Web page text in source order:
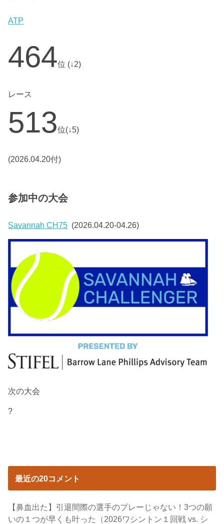
ATP
464位 (↓2)
レース
513位(↓5)
(2026.04.20付)
参加中の大会
Savannah CH75 (2026.04.20-04.26)
次の大会
?
最近の20コメント
【鼻血出た】引退間際の選手のプレーじゃない！3つの願
いの１つが早くも叶った（2026ワシントン１回戦 vs. シ